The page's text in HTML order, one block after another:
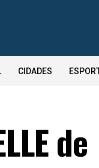
CIDADES
de